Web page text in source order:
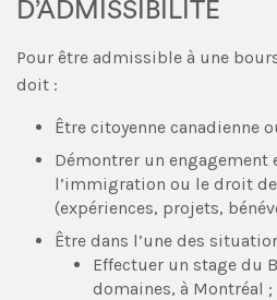
D’ADMISSIBILITÉ
Pour être admissible à une
doit :
Être citoyenne canadienne
Démontrer un engagement
l’immigration ou le droit
(expériences, projets,
Être dans l’une des
Effectuer un stage du
domaines, à Montréal ;